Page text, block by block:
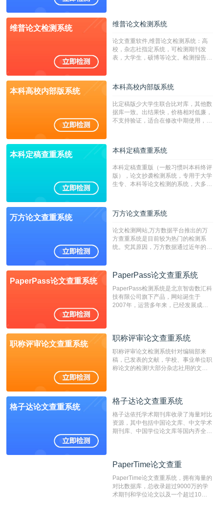
校用来检测硕博论文的系统，检测范围
广，数据来源真实，检测算法合理!本
字符数30万）
维普论文检测系统 维普论文检测系统
论文查重软件,维普论文检测系统：高
校，杂志社指定系统，可检测期刊发
表，大学生，硕博等论文。检测报告支
本科高校内部版系统 本科高校内部版系统
比定稿版少大学生联合比对库，其他数
据库一致。出结果快，价格相对低廉，
不支持验证，适合在修改中期使用，定
本科定稿查重系统 本科定稿查重系统
本科定稿查重版（一般习惯叫本科终评
版），论文抄袭检测系统，专用于大学
生专、本科等论文检测的系统，大多数
万方论文查重系统 万方论文查重系统
论文检测网站,万方数据平台推出的万
方查重系统是目前较为热门的检测系
统。究其原因，万方数据通过近年的发
检测系统，其真实性和权威性无可厚
非。其次，相对于知网而言，万方检测
费用少，上手容易，是学生初次论文查
重的推荐系统。
PaperPass论文查重系统
PaperPass论文查重系统
PaperPass检测系统是北京智齿数汇科
技有限公司旗下产品，网站诞生于
2007年，运营多年来，已经发展成为
检测速度快、精度高，市场反映良好。
职称评审论文查重系统
职称评审论文查重系统
职称评审论文检测系统针对编辑部来
稿，已发表的文献，学校、事业单位职
称论文的检测!大部分杂志社用的文献
编辑部检测来稿和已发表的文献,检测
测时注意填写第一作者,才能排除已发
表文献复制比。（限制字符数1万）
格子达论文查重系统
格子达论文查重系统
格子达依托学术期刊库收录了海量对比
资源，其中包括中国论文库、中文学术
期刊库、中国学位论文库等国内齐全的
系统，可检测中文、英文两种语言的论
PaperTime论文查重
PaperTime论文查重系统，拥有海量的
对比数据库，总收录超过9000万的学
术期刊和学位论文以及一个超过10亿